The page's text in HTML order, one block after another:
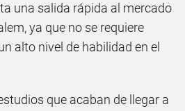
una salida rápida al mercado
ya que no se requiere
alto nivel de habilidad en el
que acaban de llegar a